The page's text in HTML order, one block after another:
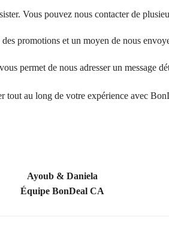
Vous pouvez nous contacter de
promotions et un moyen de nous
permet de nous adresser un message
tout au long de votre expérience avec
Ayoub & Daniela
Équipe BonDeal CA